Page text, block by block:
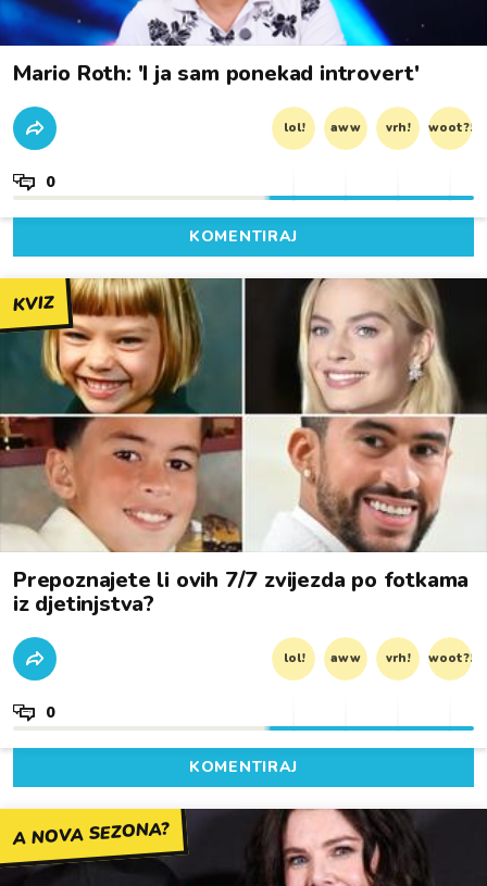
Mario Roth: 'I ja sam ponekad introvert'
lol! aww vrh! woot?!
0
KOMENTIRAJ
KVIZ
Prepoznajete li ovih 7/7 zvijezda po fotkama
iz djetinjstva?
lol! aww vrh! woot?!
0
KOMENTIRAJ
A NOVA SEZONA?